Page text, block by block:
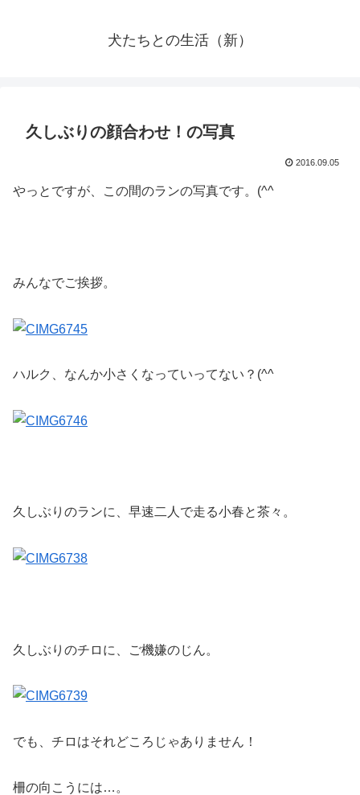
犬たちとの生活（新）
久しぶりの顔合わせ！の写真
2016.09.05
やっとですが、この間のランの写真です。(^^ゞ
みんなでご挨拶。
ハルク、なんか小さくなっていってない？(^^ゞ
久しぶりのランに、早速二人で走る小春と茶々。
久しぶりのチロに、ご機嫌のじん。
でも、チロはそれどころじゃありません！
柵の向こうには…。